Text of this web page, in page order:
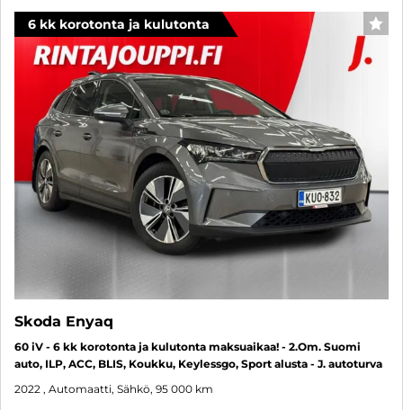
6 kk korotonta ja kulutonta
Skoda Enyaq
60 iV - 6 kk korotonta ja kulutonta maksuaikaa! - 2.Om. Suomi
auto, ILP, ACC, BLIS, Koukku, Keylessgo, Sport alusta - J. autoturva
2022 , Automaatti, Sähkö, 95 000 km